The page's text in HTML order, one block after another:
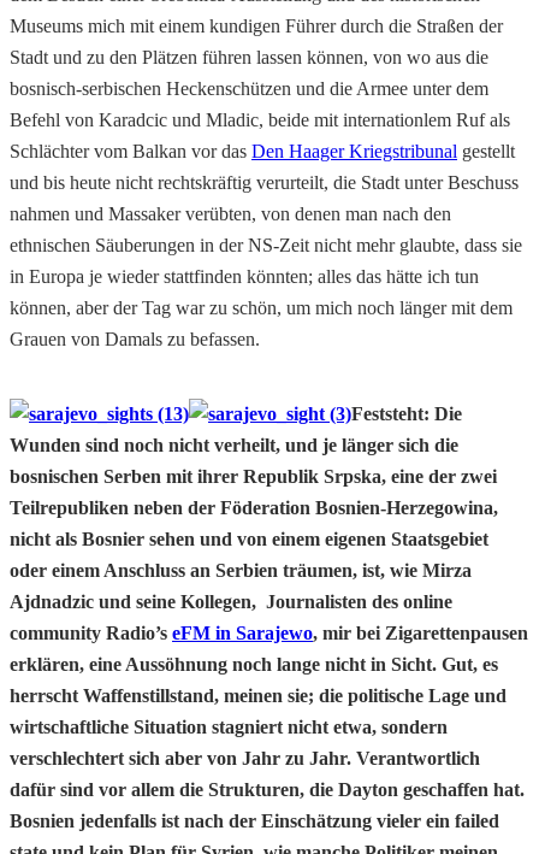
Museums mich mit einem kundigen Führer durch die Straßen der
Stadt und zu den Plätzen führen lassen können, von wo aus die
bosnisch-serbischen Heckenschützen und die Armee unter dem
Befehl von Karadcic und Mladic, beide mit internationlem Ruf als
Schlächter vom Balkan vor das Den Haager Kriegstribunal gestellt
und bis heute nicht rechtskräftig verurteilt, die Stadt unter Beschuss
nahmen und Massaker verübten, von denen man nach den
ethnischen Säuberungen in der NS-Zeit nicht mehr glaubte, dass sie
in Europa je wieder stattfinden könnten; alles das hätte ich tun
können, aber der Tag war zu schön, um mich noch länger mit dem
Grauen von Damals zu befassen.
Feststeht: Die
Wunden sind noch nicht verheilt, und je länger sich die
bosnischen Serben mit ihrer Republik Srpska, eine der zwei
Teilrepubliken neben der Föderation Bosnien-Herzegowina,
nicht als Bosnier sehen und von einem eigenen Staatsgebiet
oder einem Anschluss an Serbien träumen, ist, wie Mirza
Ajdnadzic und seine Kollegen, Journalisten des online
community Radio’s eFM in Sarajewo, mir bei Zigarettenpausen
erklären, eine Aussöhnung noch lange nicht in Sicht. Gut, es
herrscht Waffenstillstand, meinen sie; die politische Lage und
wirtschaftliche Situation stagniert nicht etwa, sondern
verschlechtert sich aber von Jahr zu Jahr. Verantwortlich
dafür sind vor allem die Strukturen, die Dayton geschaffen hat.
Bosnien jedenfalls ist nach der Einschätzung vieler ein failed